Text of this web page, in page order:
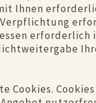
Ihnen
erforderlich